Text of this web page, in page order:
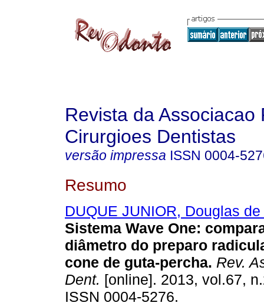
Revista da Associacao
Cirurgioes Dentistas
versão impressa ISSN 0004-
Resumo
DUQUE JUNIOR, Douglas
Sistema Wave One:
diâmetro do preparo
cone de guta-percha. Rev.
Dent. [online]. 2013, vol.67,
ISSN 0004-5276.